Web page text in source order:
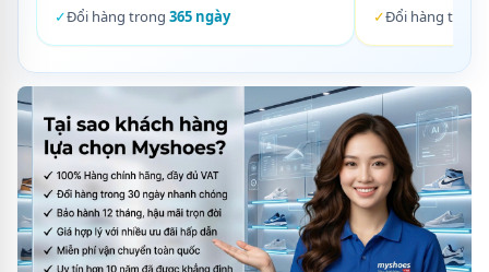
✓Đổi hàng trong 365 ngày
✓Đổi hàng trong